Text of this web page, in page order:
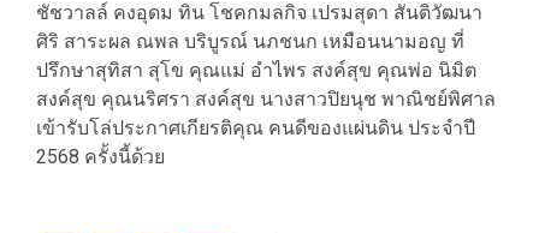
ชัชวาลล์ คงอุดม ทิน โชคกมลกิจ เปรมสุดา สันติวัฒนา
ศิริ สาระผล ณพล บริบูรณ์ นภชนก เหมือนนามอญ ที่
ปรึกษาสุทิสา สุโข คุณแม่ อำไพร สงค์สุข คุณพ่อ นิมิต
สงค์สุข คุณนริศรา สงค์สุข นางสาวปิยนุช พาณิชย์พิศาล
เข้ารับโล่ประกาศเกียรติคุณ คนดีของแผ่นดิน ประจำปี
2568 ครั้งนี้ด้วย